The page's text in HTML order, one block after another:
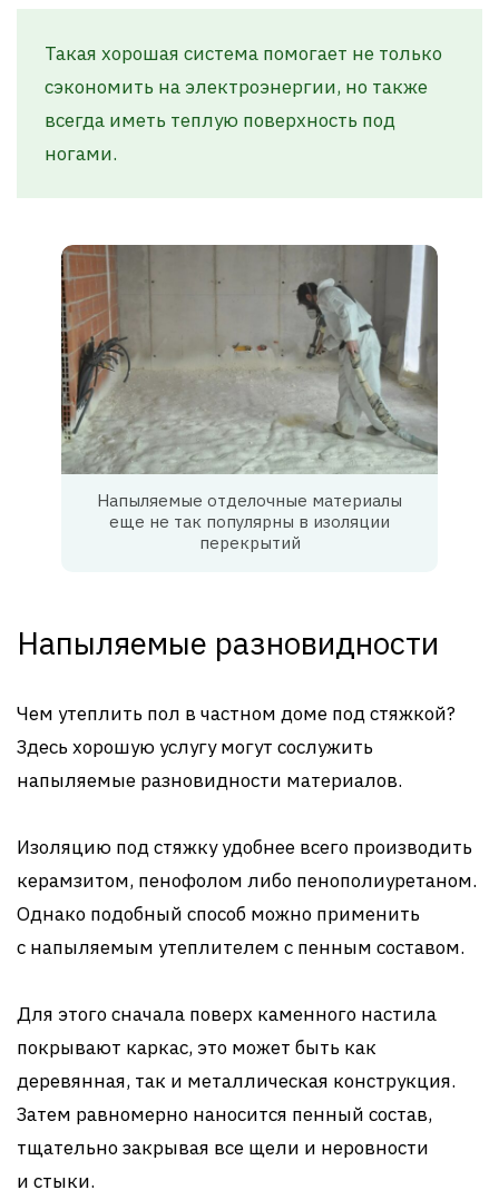
Такая хорошая система помогает не только
сэкономить на электроэнергии, но также
всегда иметь теплую поверхность под
ногами.
Напыляемые отделочные материалы
еще не так популярны в изоляции
перекрытий
Напыляемые разновидности
Чем утеплить пол в частном доме под стяжкой?
Здесь хорошую услугу могут сослужить
напыляемые разновидности материалов.
Изоляцию под стяжку удобнее всего производить
керамзитом, пенофолом либо пенополиуретаном.
Однако подобный способ можно применить
с напыляемым утеплителем с пенным составом.
Для этого сначала поверх каменного настила
покрывают каркас, это может быть как
деревянная, так и металлическая конструкция.
Затем равномерно наносится пенный состав,
тщательно закрывая все щели и неровности
и стыки.